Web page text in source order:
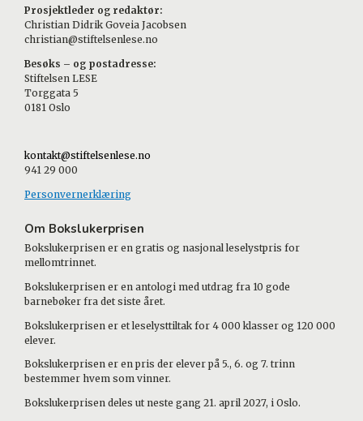
Prosjektleder og redaktør:
Christian Didrik Goveia Jacobsen
christian@stiftelsenlese.no
Besøks – og postadresse:
Stiftelsen LESE
Torggata 5
0181 Oslo
kontakt@stiftelsenlese.no
941 29 000
Personvernerklæring
Om Bokslukerprisen
Bokslukerprisen er en gratis og nasjonal leselystpris for
mellomtrinnet.
Bokslukerprisen er en antologi med utdrag fra 10 gode
barnebøker fra det siste året.
Bokslukerprisen er et leselysttiltak for 4 000 klasser og 120 000
elever.
Bokslukerprisen er en pris der elever på 5., 6. og 7. trinn
bestemmer hvem som vinner.
Bokslukerprisen deles ut neste gang 21. april 2027, i Oslo.